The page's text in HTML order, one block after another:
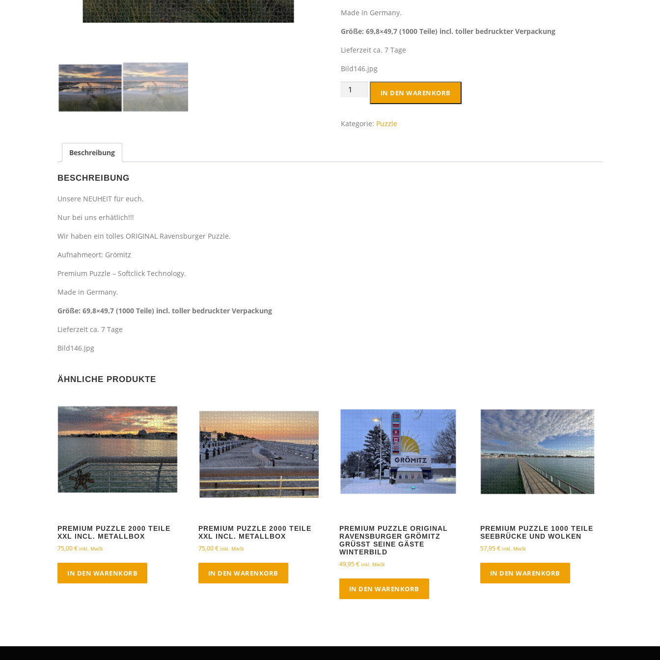
Made in Germany.
Größe: 69,8×49,7 (1000 Teile) incl. toller bedruckter Verpackung
Lieferzeit ca. 7 Tage
Bild146.jpg
Premium
Teile
IN DEN WARENKORB
Kategorie: Puzzle
Beschreibung
BESCHREIBUNG
Unsere NEUHEIT für euch.
Nur bei uns erhätlich!!!
Wir haben ein tolles ORIGINAL Ravensburger Puzzle.
Aufnahmeort: Grömitz
Premium Puzzle – Softclick Technology.
Made in Germany.
Größe: 69,8×49,7 (1000 Teile) incl. toller bedruckter Verpackung
Lieferzeit ca. 7 Tage
Bild146.jpg
ÄHNLICHE PRODUKTE
PREMIUM PUZZLE 2000 TEILE
XXL INCL. METALLBOX
75,00€ inkl. MwSt
IN DEN WARENKORB
PREMIUM PUZZLE 2000 TEILE
XXL INCL. METALLBOX
75,00€ inkl. MwSt
IN DEN WARENKORB
PREMIUM PUZZLE ORIGINAL
RAVENSBURGER GRÖMITZ
GRÜSST SEINE GÄSTE W
INTERBILD
49,95€ inkl. MwSt
IN DEN WARENKORB
PREMIUM PUZZLE 1000 TEILE
SEEBRÜCKE UND WOLKEN
57,95€ inkl. MwSt
IN DEN WARENKORB